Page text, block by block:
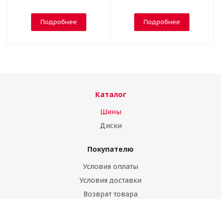
Подробнее Подробнее
Каталог
Шины
Диски
Покупателю
Условия оплаты
Условия доставки
Возврат товара